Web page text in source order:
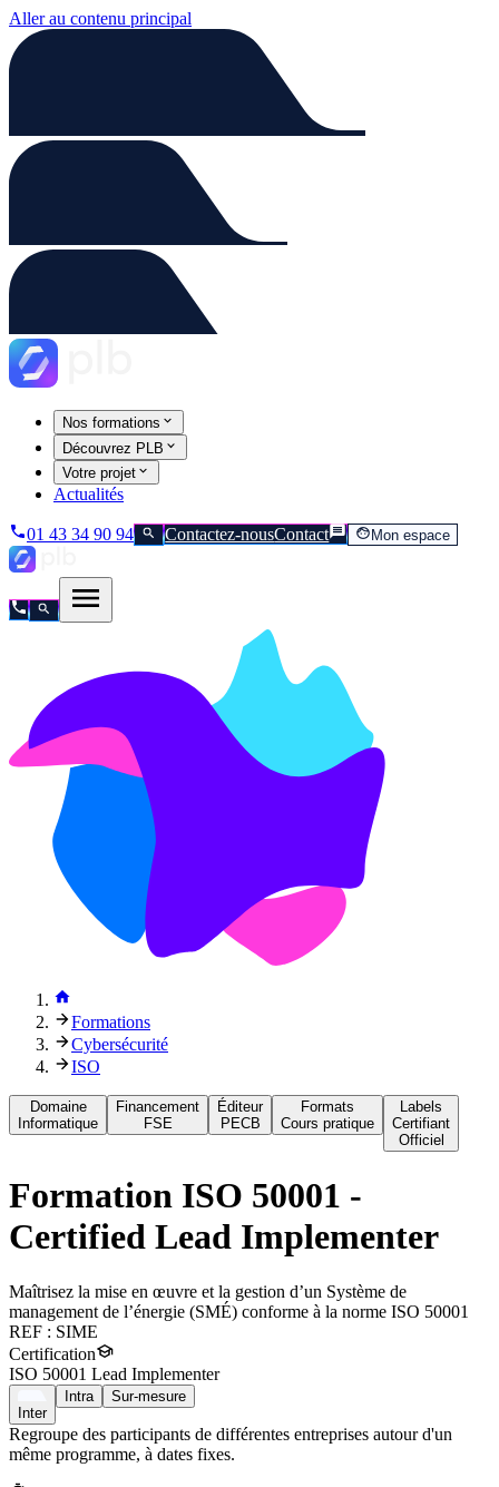
Aller au contenu principal
Nos formations
Découvrez PLB
Votre projet
Actualités
01 43 34 90 94 Contactez-nousContact Mon espace
Formations
Cybersécurité
ISO
Domaine
Informatique
Financement
FSE
Éditeur
PECB
Formats
Cours pratique
Labels
Certifiant
Officiel
Formation ISO 50001 -
Certified Lead Implementer
Maîtrisez la mise en œuvre et la gestion d’un Système de
management de l’énergie (SMÉ) conforme à la norme ISO 50001
REF : SIME
Certification
ISO 50001 Lead Implementer
Inter
Intra Sur-mesure
Regroupe des participants de différentes entreprises autour d'un
même programme, à dates fixes.